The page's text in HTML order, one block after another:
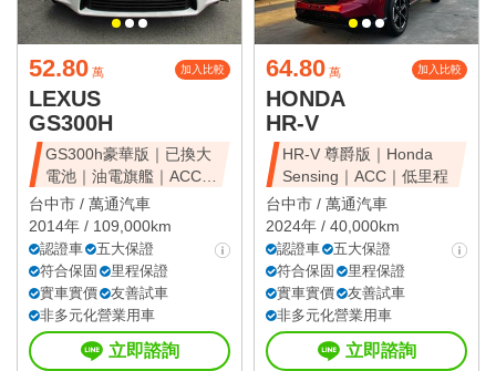
52.80 萬 加入比較
LEXUS
GS300H
GS300h豪華版｜已換大
電池｜油電旗艦｜ACC｜
天窗豪華房
台中市 / 萬通汽車
2014年 / 109,000km
認證車
五大保證
符合保固
里程保證
實車實價
友善試車
非多元化營業用車
立即諮詢
64.80 萬 加入比較
HONDA
HR-V
HR-V 尊爵版｜Honda
Sensing｜ACC｜低里程
台中市 / 萬通汽車
2024年 / 40,000km
認證車
五大保證
符合保固
里程保證
實車實價
友善試車
非多元化營業用車
立即諮詢